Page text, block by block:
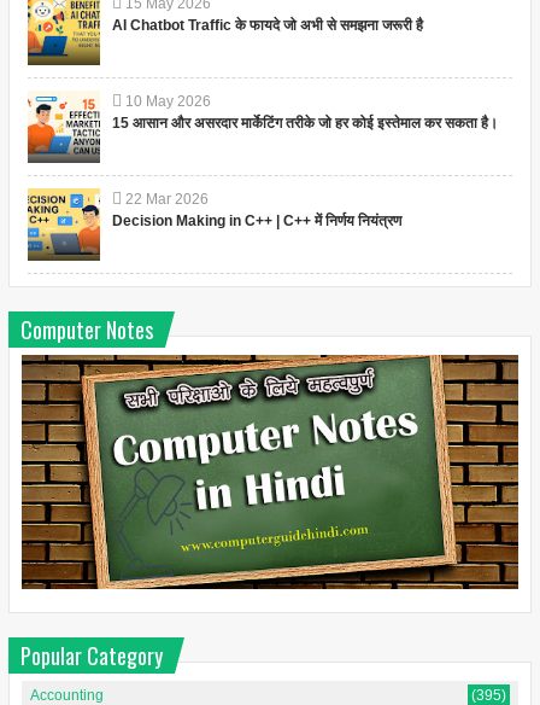
15 May 2026
AI Chatbot Traffic के फायदे जो अभी से समझना जरूरी है
10 May 2026
15 आसान और असरदार मार्केटिंग तरीके जो हर कोई इस्तेमाल कर सकता है।
22 Mar 2026
Decision Making in C++ | C++ में निर्णय नियंत्रण
Computer Notes
Popular Category
Accounting
(395)